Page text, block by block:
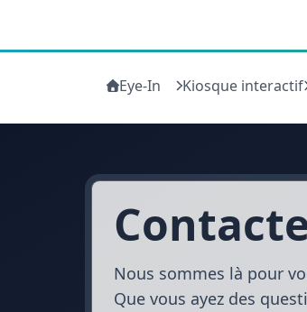
Eye-In Kiosque interactif
Nous sommes là pour
Que vous ayez des